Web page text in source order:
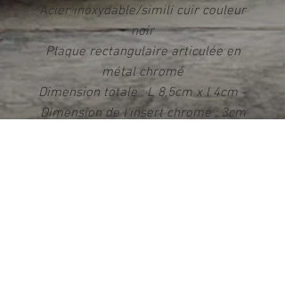
Acier inoxydable/simili cuir couleur
noir
Plaque rectangulaire articulée en
métal chromé
Dimension totale : L 8,5cm x l 4cm -
Dimension de l'insert chromé : 3cm